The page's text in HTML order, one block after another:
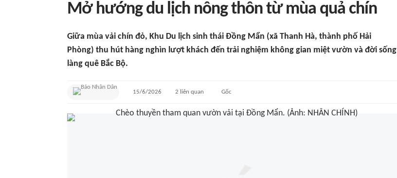
Mở hướng du lịch nông thôn từ mùa quả chín
Giữa mùa vải chín đỏ, Khu Du lịch sinh thái Đồng Mẩn (xã Thanh Hà, thành phố Hải
Phòng) thu hút hàng nghìn lượt khách đến trải nghiệm không gian miệt vườn và đời sống
làng quê Bắc Bộ.
15/6/2026 2 liên quan Gốc